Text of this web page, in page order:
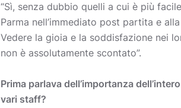
“Sì, senza dubbio quelli a cui è più
Parma nell’immediato post partita e
Vedere la gioia e la soddisfazione nei
non è assolutamente scontato”.
Prima parlava dell’importanza
vari staff?